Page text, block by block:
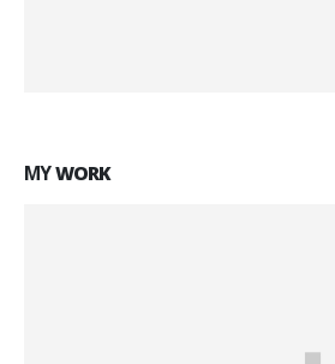
MYWORK